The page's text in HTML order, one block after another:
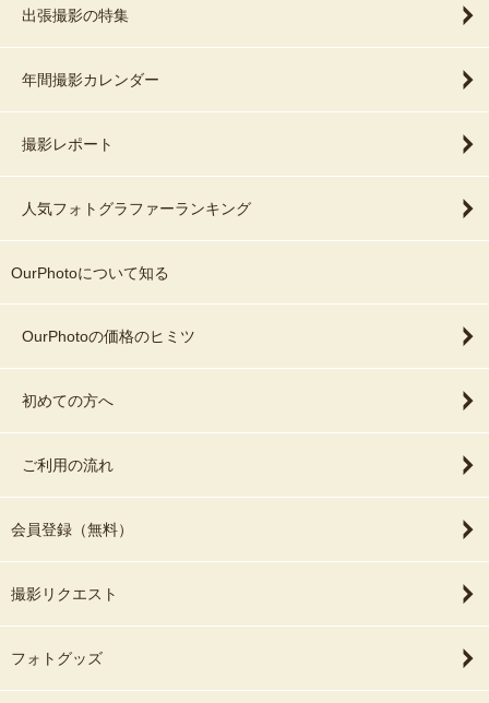
出張撮影の特集
年間撮影カレンダー
撮影レポート
人気フォトグラファーランキング
OurPhotoについて知る
OurPhotoの価格のヒミツ
初めての方へ
ご利用の流れ
会員登録（無料）
撮影リクエスト
フォトグッズ